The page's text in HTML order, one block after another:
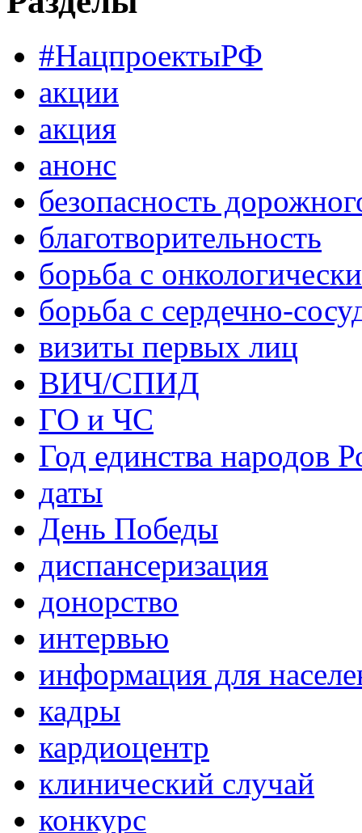
#НацпроектыРФ
акции
акция
анонс
безопасность
благотворительность
борьба с
борьба с сердечно-
визиты первых лиц
ВИЧ/СПИД
ГО и ЧС
Год единства народов
даты
День Победы
диспансеризация
донорство
интервью
информация для
кадры
кардиоцентр
клинический случай
конкурс